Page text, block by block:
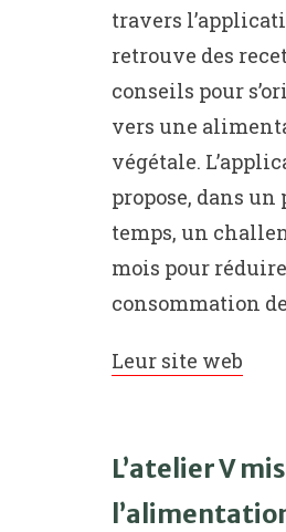
travers
retrouve des
conseils pour
vers une
végétale.
propose, dans
temps, un
mois pour
consommation
Leur site web
L’atelier V